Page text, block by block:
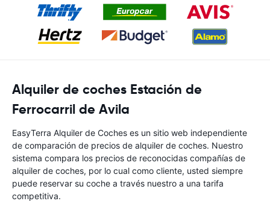
Alquiler de coches Estación de
Ferrocarril de Avila
EasyTerra Alquiler de Coches es un sitio web independiente
de comparación de precios de alquiler de coches. Nuestro
sistema compara los precios de reconocidas compañías de
alquiler de coches, por lo cual como cliente, usted siempre
puede reservar su coche a través nuestro a una tarifa
competitiva.